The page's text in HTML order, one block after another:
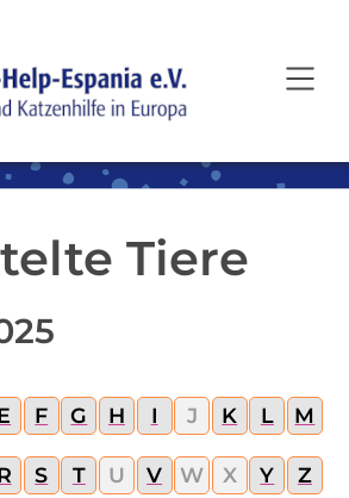
CONTENT
Tiere
F G H I J K L M
S T U V W X Y Z